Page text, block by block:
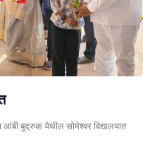
आंबी बुद्रुक येथील सोमेश्वर विद्यालयात